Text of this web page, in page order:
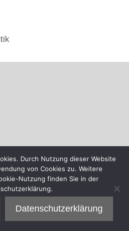
Durch Nutzung dieser Website
von Cookies zu. Weitere
Nutzung finden Sie in der
Datenschutzerklärung